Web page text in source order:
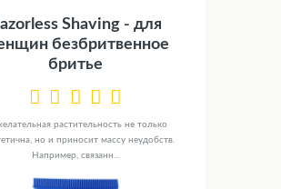
Shaving - для
безбритвенное
бритье
растительность не только
но и приносит массу неудобств.
Например, связанн...